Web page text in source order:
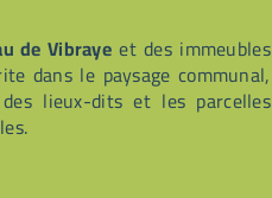
de Vibrayeet des immeubles
dans le paysage communal,
lieux-dits et les parcelles